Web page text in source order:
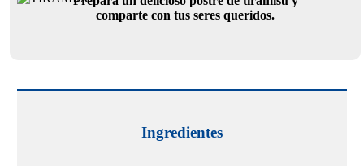
comparte con tus seres queridos.
Ingredientes